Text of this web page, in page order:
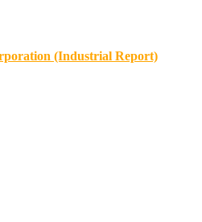
(Industrial Report)